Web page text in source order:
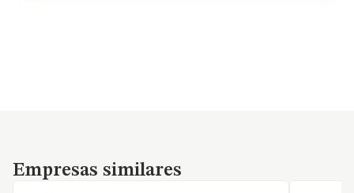
Empresas similares
Empresas similares